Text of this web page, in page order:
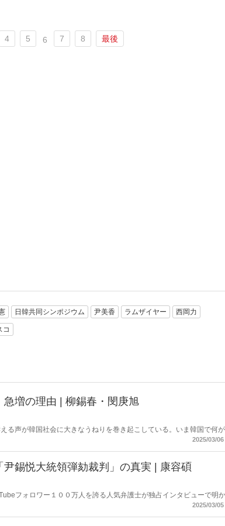
4 5 6 7 8 最後
日韓共同シンポジウム 尹美香 ラムザイヤー 西岡力
コ
増の理由 | 柳錫春・閔庚旭
る声が韓国社会に大きなうねりを巻き起こしている。いま韓国で何
じた空白は今後、日韓関係にどのような影響を及ぼすのか？ 韓国
2025/03/
錫悦大統領弾劾裁判」の真実 | 康容碩
フォロワー１００万人を誇る人気弁護士が独占インタビューで明
2025/03/